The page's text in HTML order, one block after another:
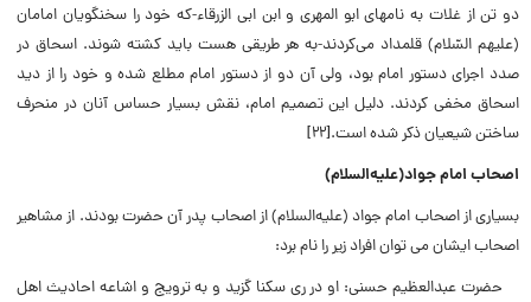
دو تن از غلات به نامهاى ابو المهرى و ابن ابى الزرقاء-که خود را سخنگویان امامان
(علیهم السّلام) قلمداد مى‌کردند-به هر طریقى هست باید کشته شوند. اسحاق در
صدد اجراى دستور امام بود، ولى آن دو از دستور امام مطلع شده و خود را از دید
اسحاق مخفى کردند. دلیل این تصمیم امام، نقش بسیار حساس آنان در منحرف
ساختن شیعیان ذکر شده است.[۲۲]
اصحاب امام جواد(علیه‌‌السلام)
بسیارى از اصحاب امام جواد (علیه‌السلام) از اصحاب پدر آن حضرت بودند. از مشاهیر
اصحاب ایشان می توان افراد زیر را نام برد:
حضرت عبدالعظیم حسنی: او در رى سکنا گزید و به ترویج و اشاعه احادیث اهل